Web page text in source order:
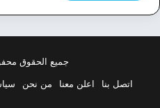
جميع الحقوق
اتصل بنا
اعلن معنا من نحن